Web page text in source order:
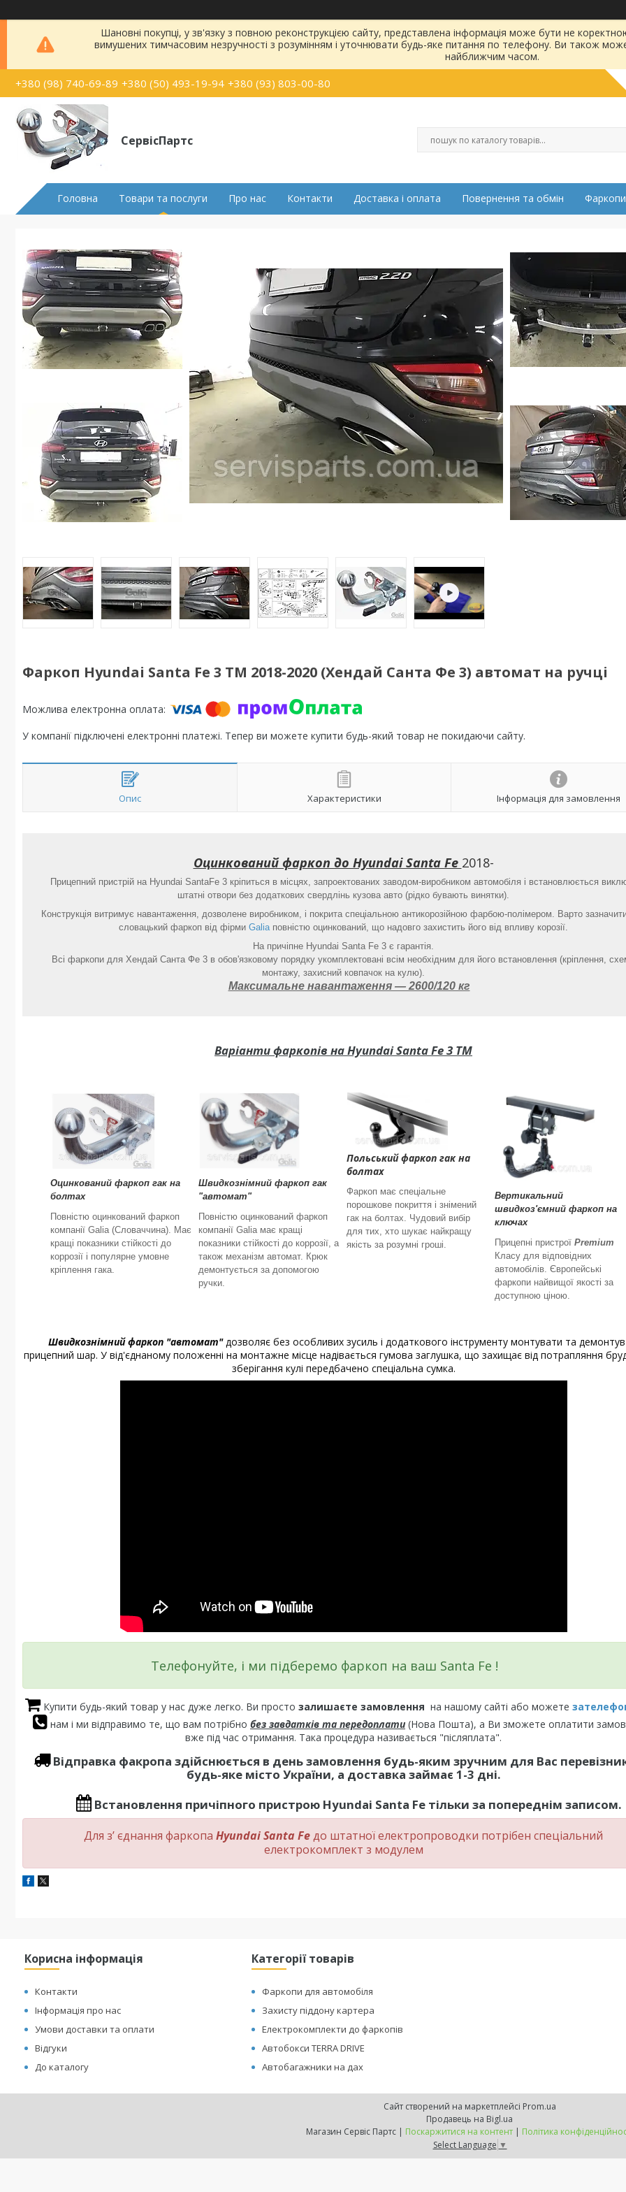
Шановні покупці, у зв'язку з повною реконструкцією сайту, представлена інформація може бути не
вимушених тимчасовим незручності з розумінням і уточнювати будь-яке питання по телефону. Ви також
найближчим часом.
+380 (98) 740-69-89 +380 (50) 493-19-94 +380 (93) 803-00-80
СервісПартс
Головна Товари та послуги Про нас Контакти Доставка і оплата Повернення та обмін
Фаркоп Hyundai Santa Fe 3 TM 2018-2020 (Хендай Санта Фе 3) автомат на ручці
У компанії підключені електронні платежі. Тепер ви можете купити будь-який товар не покидаючи сайту.
Опис Характеристики Інформація для замовлення
Оцинкований фаркоп до Hyundai Santa Fe 2018-
Прицепний пристрій на Hyundai SantaFe 3 кріпиться в місцях, запроектованих заводом-виробником автомобіля і встановлюється
штатні отвори без додаткових свердлінь кузова авто (рідко бувають винятки).
Конструкція витримує навантаження, дозволене виробником, і покрита спеціальною антикорозійною фарбою-полімером. Варто
словацький фаркоп від фірми Galiaповністю оцинкований, що надовго захистить його від впливу корозії.
На причіпне Hyundai Santa Fe 3 є гарантія.
Всі фаркопи для Хендай Санта Фе 3 в обов'язковому порядку укомплектовані всім необхідним для його встановлення (кріплення,
монтажу, захисний ковпачок на кулю).
Максимальне навантаження ― 2600/120 кг
Варіанти фаркопів на Hyundai Santa Fe 3 TM
Оцинкований фаркоп гак на
болтах
Повністю оцинкований фаркоп
компанії Galia (Словаччина). Має
кращі показники стійкості до
коррозії і популярне умовне
кріплення гака.
Швидкознімний фаркоп гак
"автомат"
Повністю оцинкований фаркоп
компанії Galia має кращі
показники стійкості до коррозії, а
також механізм автомат. Крюк
демонтується за допомогою
ручки.
Польський фаркоп гак на
болтах
Фаркоп має спеціальне
порошкове покриття і знімений
гак на болтах. Чудовий вибір
для тих, хто шукає найкращу
якість за розумні гроші.
Вертикальний
швидкоз'ємний фаркоп на
ключах
Прицепні пристрої Premium
Класу для відповідних
автомобілів. Європейські
фаркопи найвищої якості за
доступною ціною.
Швидкознімний фаркоп "автомат"дозволяє без особливих зусиль і додаткового інструменту монтувати та
прицепний шар. У від'єднаному положенні на монтажне місце надівається гумова заглушка, що захищає від потрапляння
зберігання кулі передбачено спеціальна сумка.
Телефонуйте, і ми підберемо фаркоп на ваш Santa Fe !
Купити будь-який товар у нас дуже легко. Ви просто залишаєте замовлення на нашому сайті або можете
нам і ми відправимо те, що вам потрібно без завдатків та передоплати (Нова Пошта), а Ви зможете оплатити
вже під час отримання. Така процедура називається "післяплата".
Відправка факропа здійснюється в день замовлення будь-яким зручним для Вас
будь-яке місто України, а доставка займає 1-3 дні.
Встановлення причіпного пристрою Hyundai Santa Fe тільки за попереднім записом.
Для з’ єднання фаркопа Hyundai Santa Feдо штатної електропроводки потрібен спеціальний
електрокомплект з модулем
Корисна інформація
Контакти
Інформація про нас
Умови доставки та оплати
Відгуки
До каталогу
Категорії товарів
Фаркопи для автомобіля
Захисту піддону картера
Електрокомплекти до фаркопів
Автобокси TERRA DRIVE
Автобагажники на дах
Сайт створений на маркетплейсі Prom.ua
Продавець на Bigl.ua
Магазин Сервіс Партс | Поскаржитися на контент | Політика
Select Language ▼